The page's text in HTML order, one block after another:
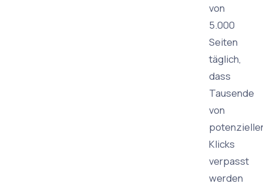
von
5.000
Seiten
täglich,
dass
Tausende
von
Klicks
verpasst
werden